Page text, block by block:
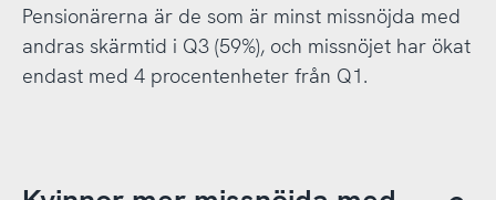
Pensionärerna är de som är minst missnöjda med
andras skärmtid i Q3 (59%), och missnöjet har ökat
endast med 4 procentenheter från Q1.